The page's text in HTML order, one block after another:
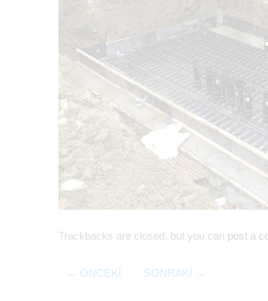
Trackbacks are closed, but you can post a
← ÖNCEKI SONRAKI →